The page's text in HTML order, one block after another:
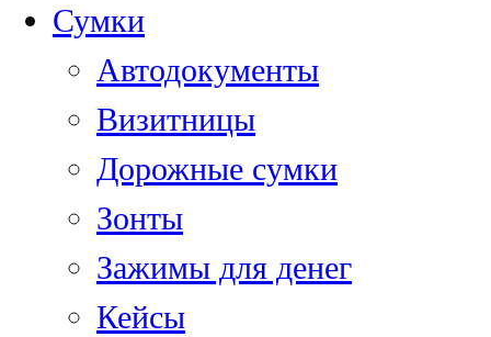
Сумки
Автодокументы
Визитницы
Дорожные сумки
Зонты
Зажимы для денег
Кейсы